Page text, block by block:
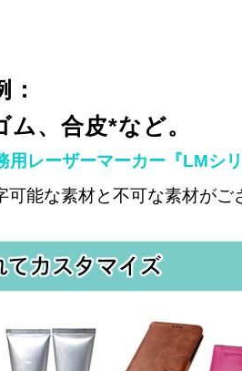
、合皮*など。
レーザーマーカー『LMシ
能な素材と不可な素材がご